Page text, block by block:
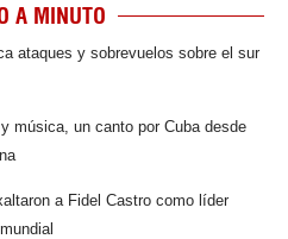
A MINUTO
ataques y sobrevuelos sobre el sur
música, un canto por Cuba desde
a Fidel Castro como líder